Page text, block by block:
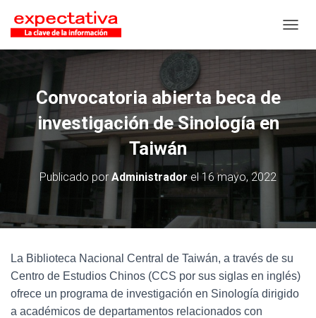
Convocatoria abierta beca de
investigación de Sinología en
Taiwán
Publicado por Administrador el 16 mayo, 2022
La Biblioteca Nacional Central de Taiwán, a través de su
Centro de Estudios Chinos (CCS por sus siglas en inglés)
ofrece un programa de investigación en Sinología dirigido
a académicos de departamentos relacionados con